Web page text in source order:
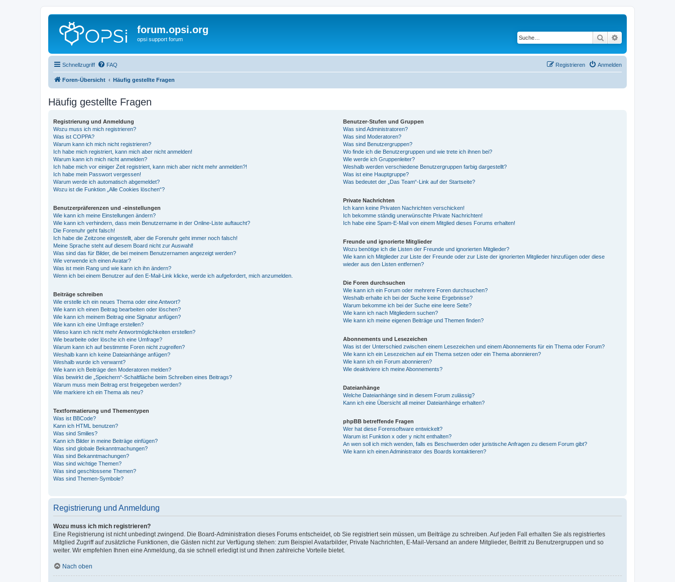
forum.opsi.org
opsi support forum Suche
Schnellzugriff FAQ Anmelden
Registrieren
Foren-Übersicht Häufig gestellte Fragen
Häufig gestellte Fragen
Registrierung und Anmeldung
Wozu muss ich mich registrieren?
Was ist COPPA?
Warum kann ich mich nicht registrieren?
Ich habe mich registriert, kann mich aber nicht anmelden!
Warum kann ich mich nicht anmelden?
Ich habe mich vor einiger Zeit registriert, kann mich aber nicht mehr anmelden?!
Ich habe mein Passwort vergessen!
Warum werde ich automatisch abgemeldet?
Wozu ist die Funktion „Alle Cookies löschen“?
Benutzerpräferenzen und -einstellungen
Wie kann ich meine Einstellungen ändern?
Wie kann ich verhindern, dass mein Benutzername in der Online-Liste auftaucht?
Die Forenuhr geht falsch!
Ich habe die Zeitzone eingestellt, aber die Forenuhr geht immer noch falsch!
Meine Sprache steht auf diesem Board nicht zur Auswahl!
Was sind das für Bilder, die bei meinem Benutzernamen angezeigt werden?
Wie verwende ich einen Avatar?
Was ist mein Rang und wie kann ich ihn ändern?
Wenn ich bei einem Benutzer auf den E-Mail-Link klicke, werde ich aufgefordert, mich anzumelden.
Beiträge schreiben
Wie erstelle ich ein neues Thema oder eine Antwort?
Wie kann ich einen Beitrag bearbeiten oder löschen?
Wie kann ich meinem Beitrag eine Signatur anfügen?
Wie kann ich eine Umfrage erstellen?
Wieso kann ich nicht mehr Antwortmöglichkeiten erstellen?
Wie bearbeite oder lösche ich eine Umfrage?
Warum kann ich auf bestimmte Foren nicht zugreifen?
Weshalb kann ich keine Dateianhänge anfügen?
Weshalb wurde ich verwarnt?
Wie kann ich Beiträge den Moderatoren melden?
Was bewirkt die „Speichern“-Schaltfläche beim Schreiben eines Beitrags?
Warum muss mein Beitrag erst freigegeben werden?
Wie markiere ich ein Thema als neu?
Textformatierung und Thementypen
Was ist BBCode?
Kann ich HTML benutzen?
Was sind Smilies?
Kann ich Bilder in meine Beiträge einfügen?
Was sind globale Bekanntmachungen?
Was sind Bekanntmachungen?
Was sind wichtige Themen?
Was sind geschlossene Themen?
Was sind Themen-Symbole?
Benutzer-Stufen und Gruppen
Was sind Administratoren?
Was sind Moderatoren?
Was sind Benutzergruppen?
Wo finde ich die Benutzergruppen und wie trete ich ihnen bei?
Wie werde ich Gruppenleiter?
Weshalb werden verschiedene Benutzergruppen farbig dargestellt?
Was ist eine Hauptgruppe?
Was bedeutet der „Das Team“-Link auf der Startseite?
Private Nachrichten
Ich kann keine Privaten Nachrichten verschicken!
Ich bekomme ständig unerwünschte Private Nachrichten!
Ich habe eine Spam-E-Mail von einem Mitglied dieses Forums erhalten!
Freunde und ignorierte Mitglieder
Wozu benötige ich die Listen der Freunde und ignorierten Mitglieder?
Wie kann ich Mitglieder zur Liste der Freunde oder zur Liste der ignorierten Mitglieder hinzufügen oder diese
wieder aus den Listen entfernen?
Die Foren durchsuchen
Wie kann ich ein Forum oder mehrere Foren durchsuchen?
Weshalb erhalte ich bei der Suche keine Ergebnisse?
Warum bekomme ich bei der Suche eine leere Seite?
Wie kann ich nach Mitgliedern suchen?
Wie kann ich meine eigenen Beiträge und Themen finden?
Abonnements und Lesezeichen
Was ist der Unterschied zwischen einem Lesezeichen und einem Abonnements für ein Thema oder Forum?
Wie kann ich ein Lesezeichen auf ein Thema setzen oder ein Thema abonnieren?
Wie kann ich ein Forum abonnieren?
Wie deaktiviere ich meine Abonnements?
Dateianhänge
Welche Dateianhänge sind in diesem Forum zulässig?
Kann ich eine Übersicht all meiner Dateianhänge erhalten?
phpBB betreffende Fragen
Wer hat diese Forensoftware entwickelt?
Warum ist Funktion x oder y nicht enthalten?
An wen soll ich mich wenden, falls es Beschwerden oder juristische Anfragen zu diesem Forum gibt?
Wie kann ich einen Administrator des Boards kontaktieren?
Registrierung und Anmeldung
Wozu muss ich mich registrieren?
Eine Registrierung ist nicht unbedingt zwingend. Die Board-Administration dieses Forums entscheidet, ob Sie registriert sein müssen, um Beiträge zu schreiben. Auf jeden Fall erhalten Sie als registriertes
Mitglied Zugriff auf zusätzliche Funktionen, die Gästen nicht zur Verfügung stehen: zum Beispiel Avatarbilder, Private Nachrichten, E-Mail-Versand an andere Mitglieder, Beitritt zu Benutzergruppen und so
weiter. Wir empfehlen Ihnen eine Anmeldung, da sie schnell erledigt ist und Ihnen zahlreiche Vorteile bietet.
Nach oben